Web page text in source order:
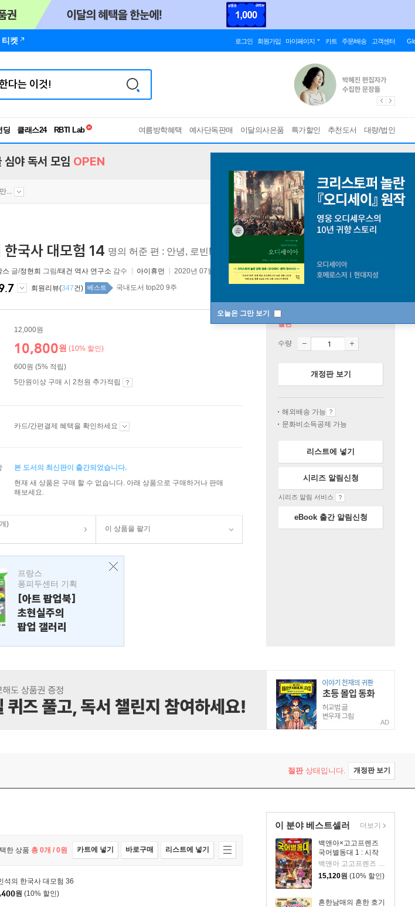
티켓 로그인 회원가입 마이페이지 카트 주문/배송 고객센터
딩 클래스24
RBTI Lab
독서유형검사
여름방학혜택 예사단독판매 이달의사은품 특가할인 추천도서 대량/법인
오늘은 그만 보기
심야 독서 모임 OPEN
...
한국사 대모험 14 명의 허준 편 : 안녕, 로빈! [ 설쌤 친필 사인 메시지 인쇄본 ]
스 글/정현희 그림/태건 역사 연구소 감수 아이휴먼 2020년 07월 08일
회원리뷰(347건) 베스트 국내도서 top20 9주
12,000원
10,800원 (10% 할인)
600원 (5% 적립)
5만원이상 구매 시 2천원 추가적립
카드/간편결제 혜택을 확인하세요
본 도서의 최신판이 출간되었습니다.
현재 새 상품은 구매 할 수 없습니다. 아래 상품으로 구매하거나 판매
해보세요.
)
이 상품을 팔기
프랑스
퐁피두센터 기획
[아트 팝업북]
초현실주의
팝업 갤러리
절판
수량
개정판 보기
해외배송 가능
문화비소득공제 가능
리스트에 넣기
시리즈 알림신청
시리즈 알림 서비스
eBook 출간 알림신청
AD
절판상태입니다. 개정판 보기
이 분야 베스트셀러
백앤아×고고프렌즈
국어별동대 1 : 시작
백앤아 고고프렌즈 원저/한바리 글/정수영 그림/김선 감수
15,120원 (10% 할인)
흔한남매의 흔한 호기
더보기
한 상품 총 0개 / 0원 카트에 넣기 바로구매 리스트에 넣기
석의 한국사 대모험 36
원 (10% 할인)